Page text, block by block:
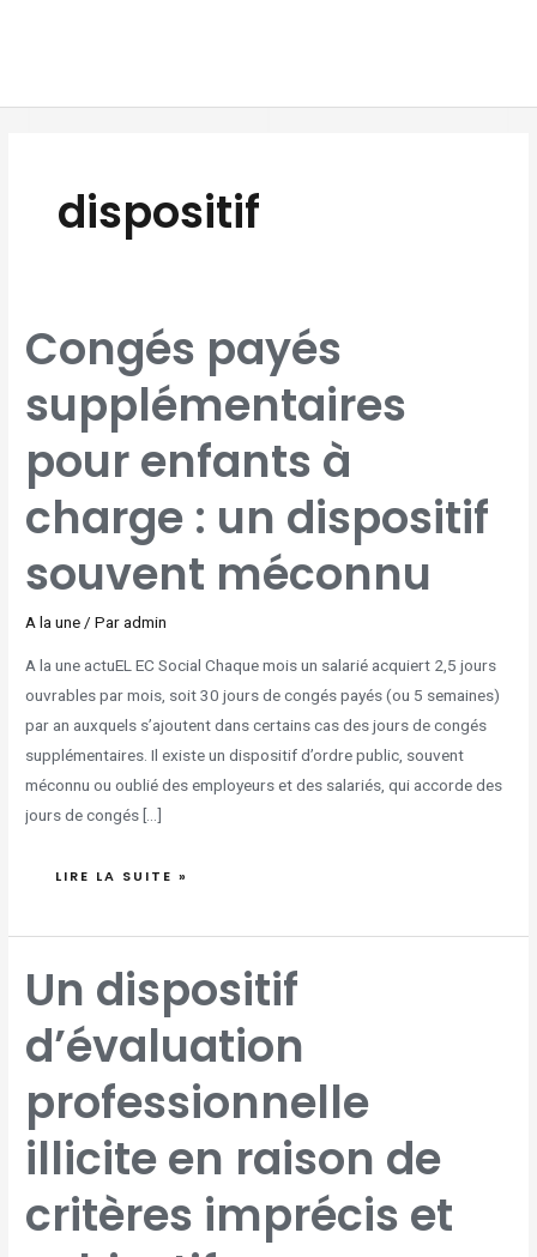
dispositif
Congés payés
supplémentaires
pour enfants à
charge : un dispositif
souvent méconnu
A la une/ Paradmin
A la une actuEL EC Social Chaque mois un salarié acquiert 2,5 jours
ouvrables par mois, soit 30 jours de congés payés (ou 5 semaines)
par an auxquels s’ajoutent dans certains cas des jours de congés
supplémentaires. Il existe un dispositif d’ordre public, souvent
méconnu ou oublié des employeurs et des salariés, qui accorde des
jours de congés […]
PAYÉS
SUPPLÉMENTAIRES
POUR
ENFANTS
CHARGE
:
UN
DISPOSITIF
MÉCONNU
LIRE LA SUITE »
Un dispositif
d’évaluation
professionnelle
illicite en raison de
critères imprécis et
DISPOSITIF
D’ÉVALUATION
PROFESSIONNELLE
EN
RAISON
DE
CRITÈRES
SUBJECTIFS